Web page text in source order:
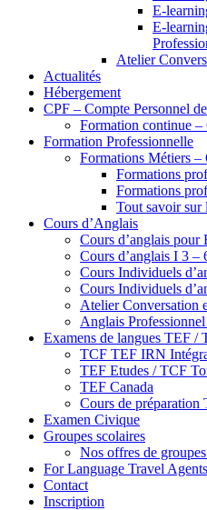
E-
E-
Atelier
Actualités
Hébergement
CPF – Compte Personnel
Formation continue –
Formation Professionnelle
Formations Métiers –
Formations
Formations
Tout savoir sur
Cours d’Anglais
Cours d’anglais pour
Cours d’anglais I 3 –
Cours Individuels
Cours Individuels
Atelier Conversation
Anglais
Examens de langues TEF /
TCF TEF IRN
TEF Etudes / TCF
TEF Canada
Cours de préparation
Examen Civique
Groupes scolaires
Nos offres de
For Language Travel Agents
Contact
Inscription